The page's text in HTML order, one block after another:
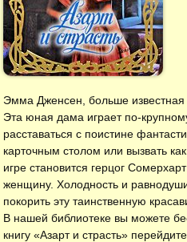
Эмма Дженсен, больше
Эта юная дама играет по-
расставаться с поистине
карточным столом или вызвать
игре становится герцог
женщину. Холодность и
покорить эту таинственную
В нашей библиотеке вы можете
книгу «Азарт и страсть»